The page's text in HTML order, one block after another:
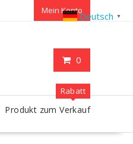
Mein Konto
0
Rabatt
Produkt zum Verkauf
Deutsch ▼